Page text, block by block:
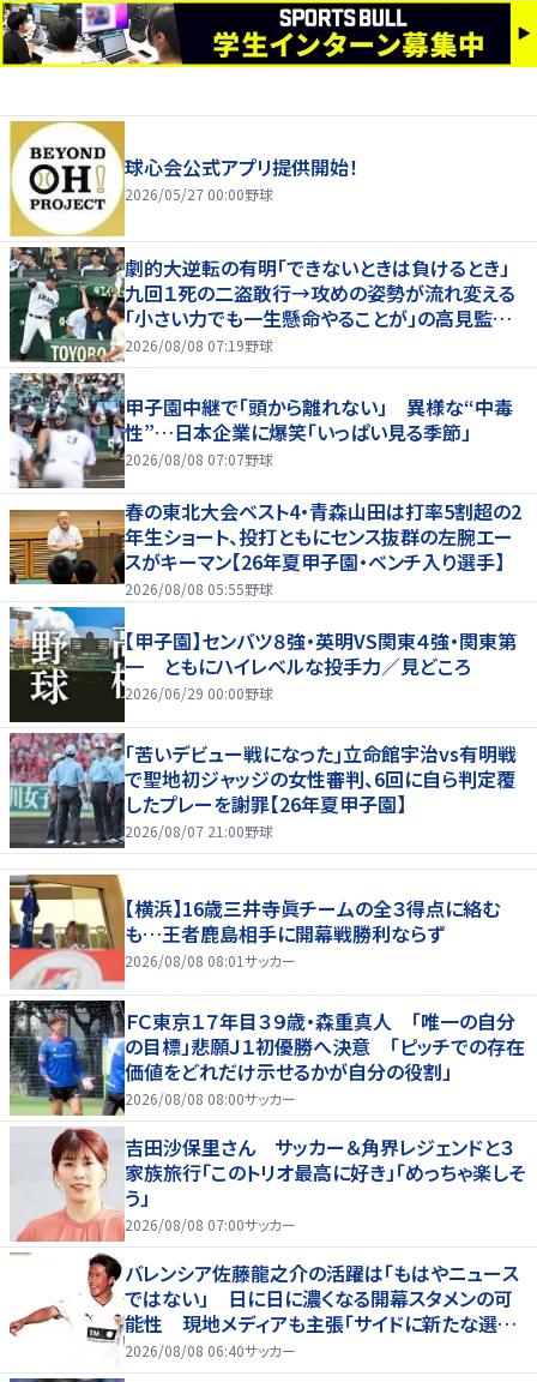
球心会公式アプリ提供開始！
2026/05/27 00:00野球
劇的大逆転の有明「できないときは負けるとき」
九回１死の二盗敢行→攻めの姿勢が流れ変える
「小さい力でも一生懸命やることが」の高見監督
「涙が出そうに」
2026/08/08 07:19野球
甲子園中継で「頭から離れない」 異様な“中毒
性”…日本企業に爆笑「いっぱい見る季節」
2026/08/08 07:07野球
春の東北大会ベスト4・青森山田は打率5割超の2
年生ショート、投打ともにセンス抜群の左腕エー
スがキーマン【26年夏甲子園・ベンチ入り選手】
2026/08/08 05:55野球
【甲子園】センバツ８強・英明VS関東４強・関東第
一 ともにハイレベルな投手力／見どころ
2026/06/29 00:00野球
｢苦いデビュー戦になった｣立命館宇治vs有明戦
で聖地初ジャッジの女性審判、6回に自ら判定覆
したプレーを謝罪【26年夏甲子園】
2026/08/07 21:00野球
【横浜】16歳三井寺眞チームの全３得点に絡む
も…王者鹿島相手に開幕戦勝利ならず
2026/08/08 08:01サッカー
ＦＣ東京１７年目３９歳・森重真人 「唯一の自分
の目標」悲願Ｊ１初優勝へ決意 「ピッチでの存在
価値をどれだけ示せるかが自分の役割」
2026/08/08 08:00サッカー
吉田沙保里さん サッカー＆角界レジェンドと３
家族旅行「このトリオ最高に好き」「めっちゃ楽しそ
う」
2026/08/08 07:00サッカー
バレンシア佐藤龍之介の活躍は「もはやニュース
ではない」 日に日に濃くなる開幕スタメンの可
能性 現地メディアも主張「サイドに新たな選択
肢を提供する」
2026/08/08 06:40サッカー